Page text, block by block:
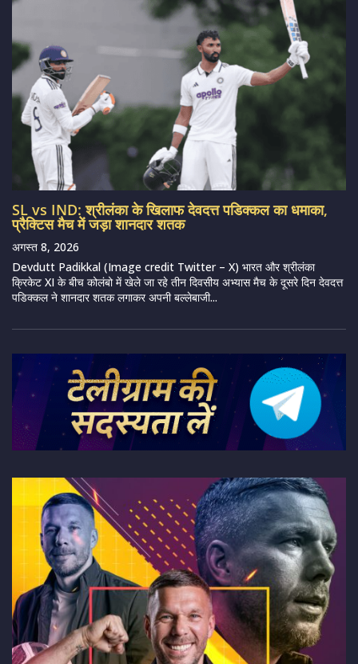
SL vs IND: श्रीलंका के खिलाफ देवदत्त पडिक्कल का धमाका,
प्रैक्टिस मैच में जड़ा शानदार शतक
अगस्त 8, 2026
Devdutt Padikkal (Image credit Twitter – X) भारत और श्रीलंका
क्रिकेट XI के बीच कोलंबो में खेले जा रहे तीन दिवसीय अभ्यास मैच के दूसरे दिन देवदत्त
पडिक्कल ने शानदार शतक लगाकर अपनी बल्लेबाजी...